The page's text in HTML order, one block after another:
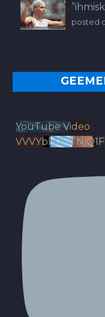
posted
YouTube Video